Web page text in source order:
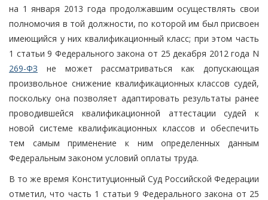
на 1 января 2013 года продолжавшим осуществлять свои
полномочия в той должности, по которой им был присвоен
имеющийся у них квалификационный класс; при этом часть
1 статьи 9 Федерального закона от 25 декабря 2012 года N
269-ФЗ не может рассматриваться как допускающая
произвольное снижение квалификационных классов судей,
поскольку она позволяет адаптировать результаты ранее
проводившейся квалификационной аттестации судей к
новой системе квалификационных классов и обеспечить
тем самым применение к ним определенных данным
Федеральным законом условий оплаты труда.
В то же время Конституционный Суд Российской Федерации
отметил, что часть 1 статьи 9 Федерального закона от 25